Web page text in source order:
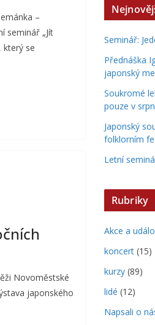
–
seminář „Jít
který se
Novoměstské
japonského
Seminář:
Přednáška
japonský
Soukromé
pouze v
Japonský
folklorním
Letní
Rubriky
Akce a
koncert (15)
kurzy (89)
lidé (12)
Napsali o